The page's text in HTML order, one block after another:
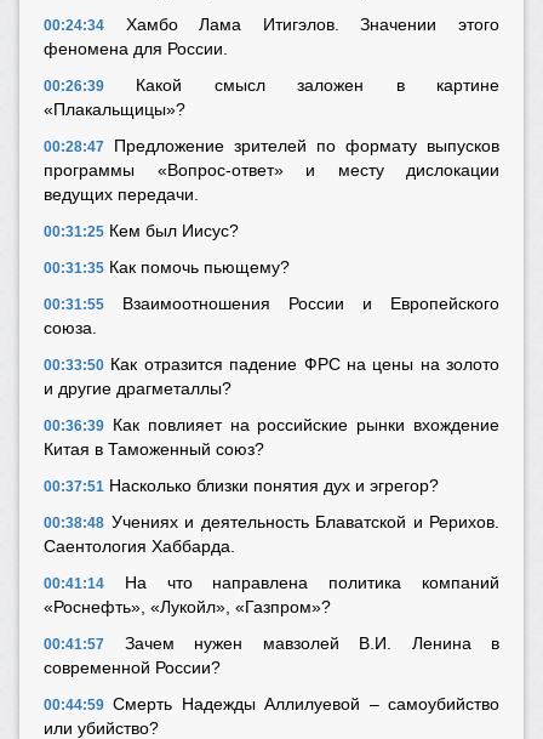
00:24:34
Хамбо Лама Итигэлов. Значении этого
феномена для России.
00:26:39 Какой смысл заложен в картине
«Плакальщицы»?
00:28:47 Предложение зрителей по формату выпусков
программы «Вопрос-ответ» и месту дислокации
ведущих передачи.
00:31:25 Кем был Иисус?
00:31:35 Как помочь пьющему?
00:31:55 Взаимоотношения России и Европейского
союза.
00:33:50 Как отразится падение ФРС на цены на золото
и другие драгметаллы?
00:36:39 Как повлияет на российские рынки вхождение
Китая в Таможенный союз?
00:37:51 Насколько близки понятия дух и эгрегор?
00:38:48 Учениях и деятельность Блаватской и Рерихов.
Саентология Хаббарда.
00:41:14 На что направлена политика компаний
«Роснефть», «Лукойл», «Газпром»?
00:41:57 Зачем нужен мавзолей В.И. Ленина в
современной России?
00:44:59 Смерть Надежды Аллилуевой – самоубийство
или убийство?